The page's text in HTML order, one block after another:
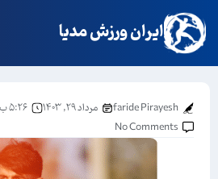
ایران ورزش مدیا
faride Pirayesh مرداد ۲۹, ۱۴۰۳
۵:۲۶ ب.ظ
No Comments